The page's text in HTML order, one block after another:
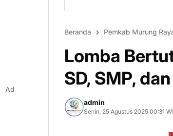
Beranda Pemkab Murung
Lomba
SD, SMP,
admin
Senin, 25 Agustus 2025 00:31
Ad